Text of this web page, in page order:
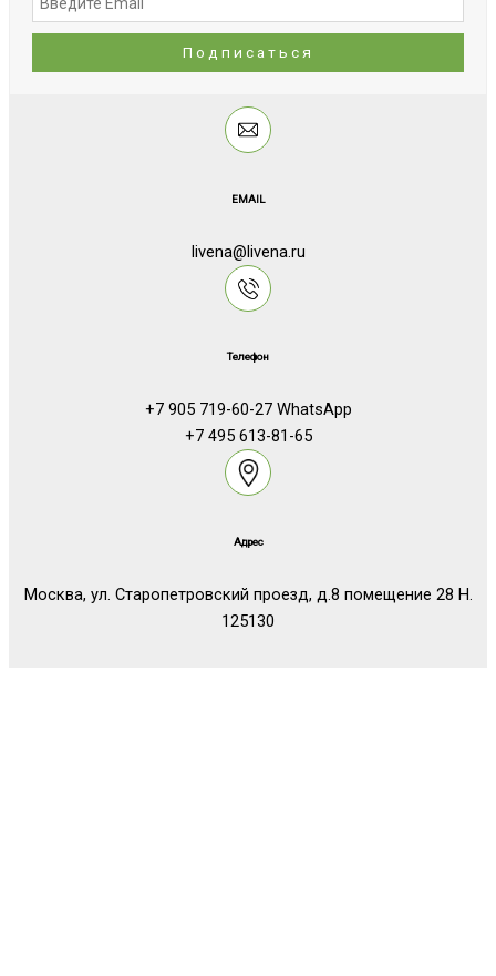
EMAIL
livena@livena.ru
Телефон
+7 905 719-60-27 WhatsApp
+7 495 613-81-65
Адрес
Москва, ул. Старопетровский проезд, д.8 помещение 28 Н.
125130